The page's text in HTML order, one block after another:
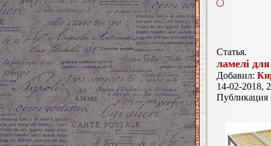
Статья.
ламелі
Добавил:
14-02-2018,